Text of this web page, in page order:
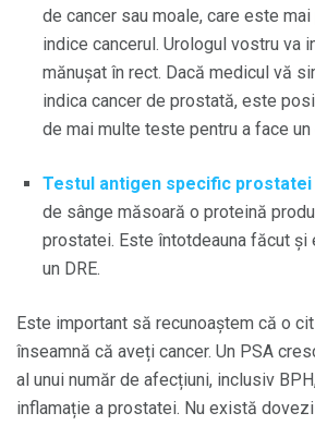
de cancer sau moale, care este
indice cancerul. Urologul vostru va
mănușat în rect. Dacă medicul vă
indica cancer de prostată, este
de mai multe teste pentru a face
Testul antigen specific prostatei
de sânge măsoară o proteină
prostatei. Este întotdeauna făcut și
un DRE.
Este important să recunoaștem că o
înseamnă că aveți cancer. Un PSA
al unui număr de afecțiuni, inclusiv
inflamație a prostatei. Nu există